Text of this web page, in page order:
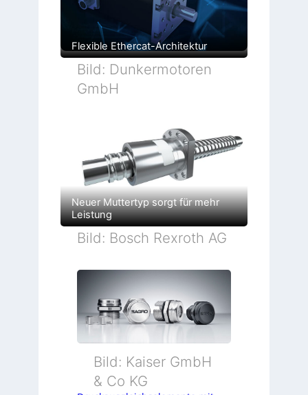
Flexible Ethercat-Architektur
Bild: Dunkermotoren
GmbH
Neuer Muttertyp sorgt für mehr
Leistung
Bild: Bosch Rexroth AG
Bild: Kaiser GmbH
& Co KG